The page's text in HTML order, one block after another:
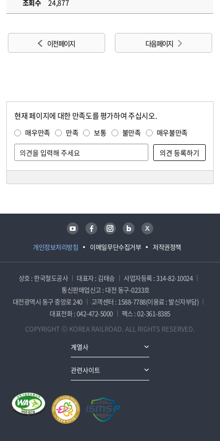
조회수 24,877
이전 페이지 다음 페이지
현재 페이지에 대한 만족도를 평가하여 주십시오.
매우만족 만족 보통 불만족 매우불만족
개인정보처리방침 이메일무단수집거부 저작권정책
유튜브 페이스북 인스타그램 블로그 트위터
상호 : 한국철도공사 대표자 : 김태승
사업자등록 : 314-82-10024
통신판매업신고 : 대전 동구-0233호
대전광역시 동구 중앙로 240
고객센터 : 1588-7788(이용료 : 발신자부담)
대표전화 : 042-472-5000
팩스 : 02-361-8385
COPYRIGHT ⓒ KOREA RAILROAD. ALL RIGHTS RESERVED.
계열사
관련사이트